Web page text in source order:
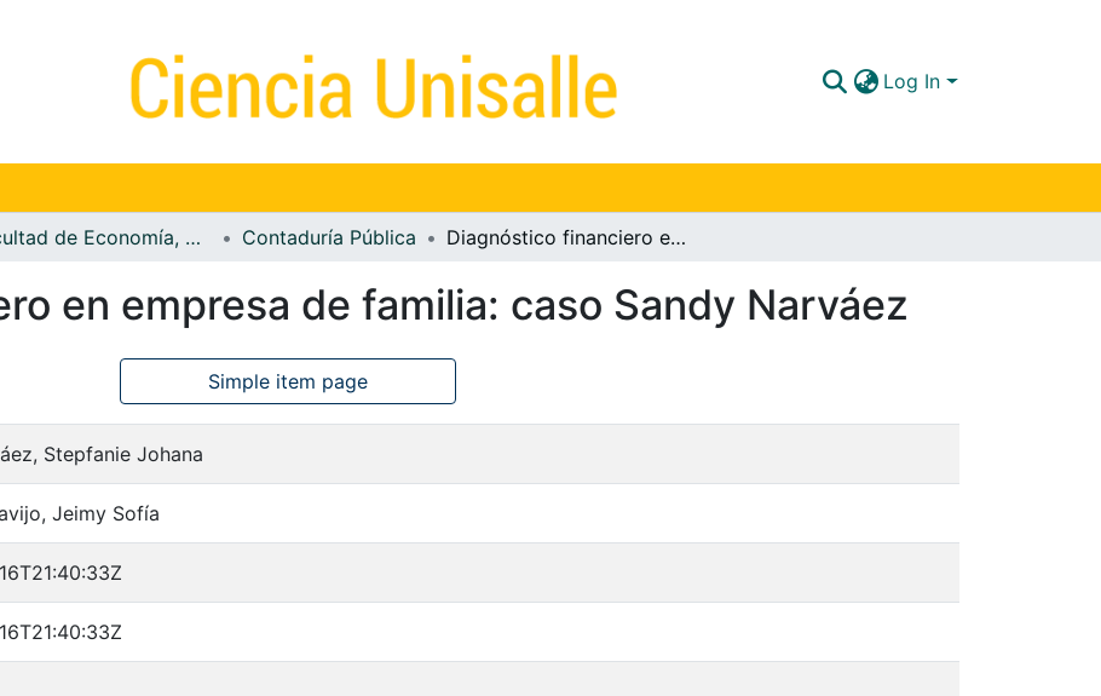
Log In
Facultad de Economía, Empresa y Desarrollo Sostenible - FEEDS Contaduría Pública Diagnóstico financiero en empresa de familia: caso Sandy Narváez
en empresa de familia: caso Sandy Narváez
Simple item page
Stepfanie Johana
Jeimy Sofía